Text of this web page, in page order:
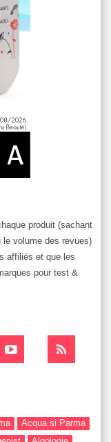
produit (sachant
volume des revues)
affiliés et que les
pour test &
Acqua si Parma